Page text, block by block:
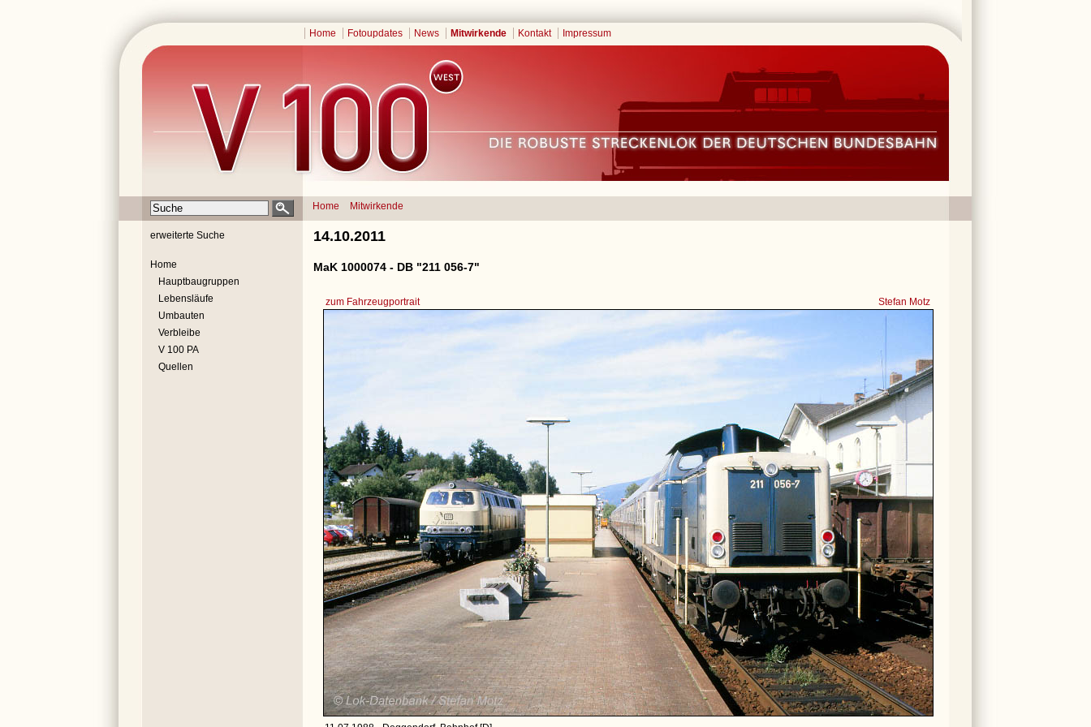
Home Fotoupdates News Mitwirkende Kontakt Impressum
Home Mitwirkende
erweiterte Suche
Home
Hauptbaugruppen
Lebensläufe
Umbauten
Verbleibe
V 100 PA
Quellen
14.10.2011
MaK 1000074 - DB "211 056-7"
zum Fahrzeugportrait Stefan Motz